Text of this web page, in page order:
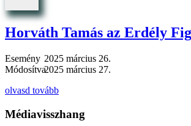
Horváth Tamás az Erdély
Esemény 2025 március 26.
Módosítva2025 március 27.
olvasd tovább
Médiavisszhang